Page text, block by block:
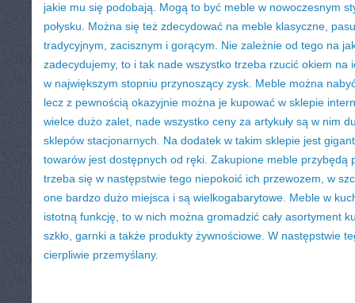
jakie mu się podobają. Mogą to być meble w nowoczesnym
połysku. Można się też zdecydować na meble klasyczne,
tradycyjnym, zacisznym i gorącym. Nie zależnie od tego na
zadecydujemy, to i tak nade wszystko trzeba rzucić okiem na
w największym stopniu przynoszący zysk. Meble można
lecz z pewnością okazyjnie można je kupować w sklepie
wielce dużo zalet, nade wszystko ceny za artykuły są w nim
sklepów stacjonarnych. Na dodatek w takim sklepie jest
towarów jest dostępnych od ręki. Zakupione meble przybędą
trzeba się w następstwie tego niepokoić ich przewozem, w
one bardzo dużo miejsca i są wielkogabarytowe. Meble w
istotną funkcję, to w nich można gromadzić cały asortyment
szkło, garnki a także produkty żywnościowe. W następstwie
cierpliwie przemyślany.